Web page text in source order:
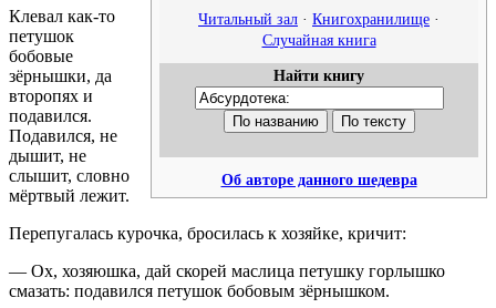
Читальный зал · Книгохранилище ·
Случайная книга
Найти книгу
Об авторе данного шедевра
Клевал как-то
петушок
бобовые
зёрнышки, да
второпях и
подавился.
Подавился, не
дышит, не
слышит, словно
мёртвый лежит.
Перепугалась курочка, бросилась к хозяйке, кричит:
— Ох, хозяюшка, дай скорей маслица петушку горлышко
смазать: подавился петушок бобовым зёрнышком.